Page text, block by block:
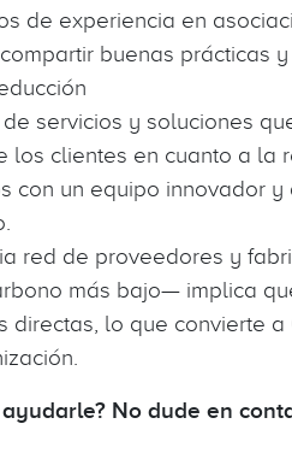
de experiencia en
buenas prácticas
servicios y soluciones
los clientes en cuanto a la
con un equipo innovador
red de proveedores y
más bajo— implica
directas, lo que convierte
No dude en